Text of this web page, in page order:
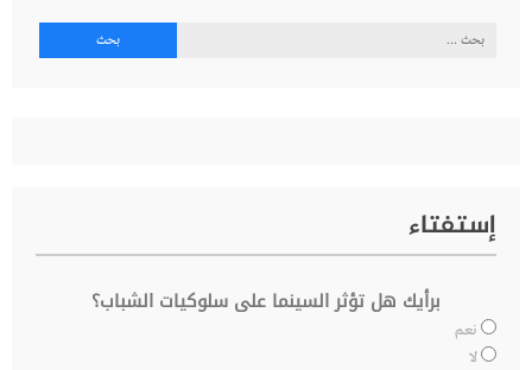
البحث
إستفتاء
برأيك هل تؤثر السينما على سلوكيات الشباب؟
نعم
لا